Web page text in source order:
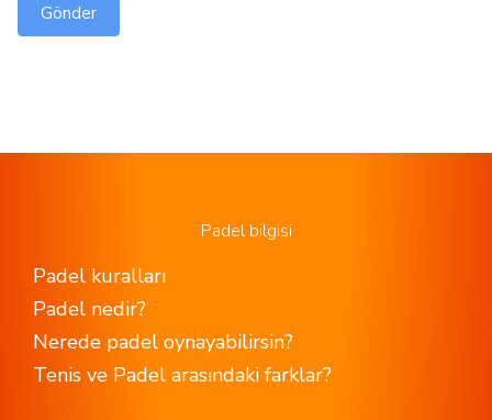
Gönder
Padel bilgisi
Padel kuralları
Padel nedir?
Nerede padel oynayabilirsin?
Tenis ve Padel arasındaki farklar?